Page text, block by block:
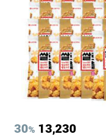
30% 13,230